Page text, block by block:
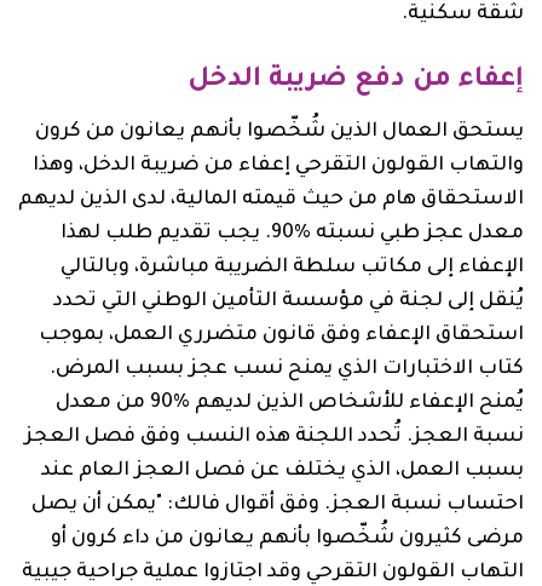
شقة سكنية.
إعفاء من دفع ضريبة الدخل
يستحق العمال الذين شُخّصوا بأنهم يعانون من كرون
والتهاب القولون التقرحي إعفاء من ضريبة الدخل، وهذا
الاستحقاق هام من حيث قيمته المالية، لدى الذين لديهم
معدل عجز طبي نسبته %90. يجب تقديم طلب لهذا
الإعفاء إلى مكاتب سلطة الضريبة مباشرة، وبالتالي
يُنقل إلى لجنة في مؤسسة التأمين الوطني التي تحدد
استحقاق الإعفاء وفق قانون متضرري العمل، بموجب
كتاب الاختبارات الذي يمنح نسب عجز بسبب المرض.
يُمنح الإعفاء للأشخاص الذين لديهم ‏90% من معدل
نسبة العجز. تُحدد اللجنة هذه النسب وفق فصل العجز
بسبب العمل، الذي يختلف عن فصل العجز العام عند
احتساب نسبة العجز. وفق أقوال فالك: "يمكن أن يصل
مرضى كثيرون شُخّصوا بأنهم يعانون من داء كرون أو
التهاب القولون التقرحي وقد اجتازوا عملية جراحية جيبية